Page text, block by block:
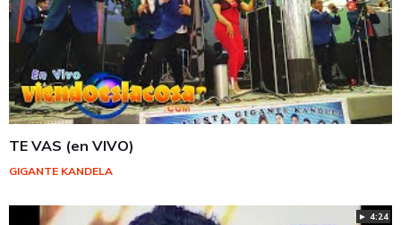
TE VAS (en VIVO)
GIGANTE KANDELA
► 4:24